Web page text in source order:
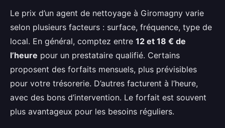
Le prix d’un agent de nettoyage à Giromagny varie
selon plusieurs facteurs : surface, fréquence, type de
local. En général, comptez entre 12 et 18 € de
l’heure pour un prestataire qualifié. Certains
proposent des forfaits mensuels, plus prévisibles
pour votre trésorerie. D’autres facturent à l’heure,
avec des bons d’intervention. Le forfait est souvent
plus avantageux pour les besoins réguliers.